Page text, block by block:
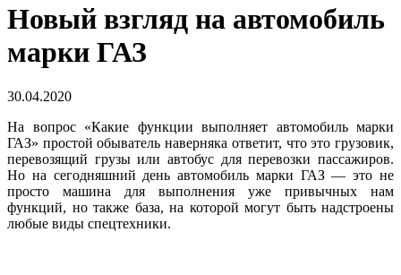
Новый взгляд на автомобиль
марки ГАЗ
30.04.2020
На вопрос «Какие функции выполняет автомобиль марки
ГАЗ» простой обыватель наверняка ответит, что это грузовик,
перевозящий грузы или автобус для перевозки пассажиров.
Но на сегодняшний день автомобиль марки ГАЗ — это не
просто машина для выполнения уже привычных нам
функций, но также база, на которой могут быть надстроены
любые виды спецтехники.